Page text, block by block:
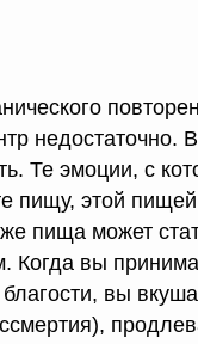
недостаточно.
Те эмоции, с
пищу, этой
пища может
Когда вы
вы